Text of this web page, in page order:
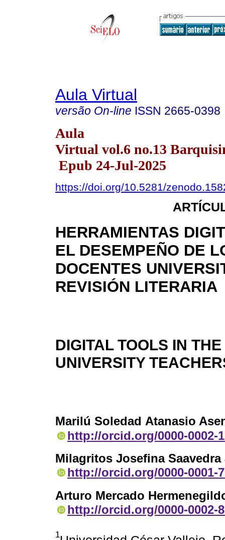
Aula Virtual
versão On-line ISSN 2665-0398
Aula
Virtual vol.6 no.13
Epub 24-Jul-2025
https://doi.org/10.5281/
HERRAMIENTAS
EL DESEMPEÑO DE
DOCENTES
REVISIÓN LITERARIA
DIGITAL TOOLS IN
UNIVERSITY
Marilú Soledad Atanasio
http://orcid.org/0000-0002-
Milagritos Josefina
http://orcid.org/0000-0001-
Arturo Mercado
http://orcid.org/0000-0002-
1